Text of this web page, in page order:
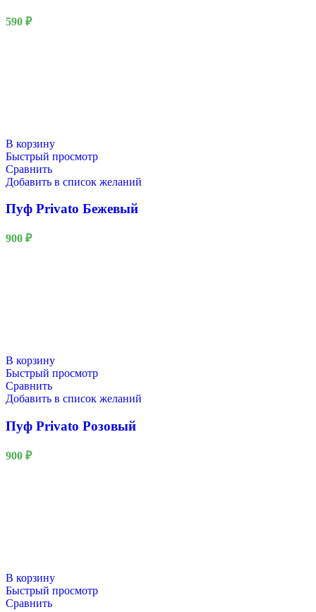
590 ₽
В корзину
Быстрый просмотр
Сравнить
Добавить в список желаний
Пуф Privato Бежевый
900 ₽
В корзину
Быстрый просмотр
Сравнить
Добавить в список желаний
Пуф Privato Розовый
900 ₽
В корзину
Быстрый просмотр
Сравнить